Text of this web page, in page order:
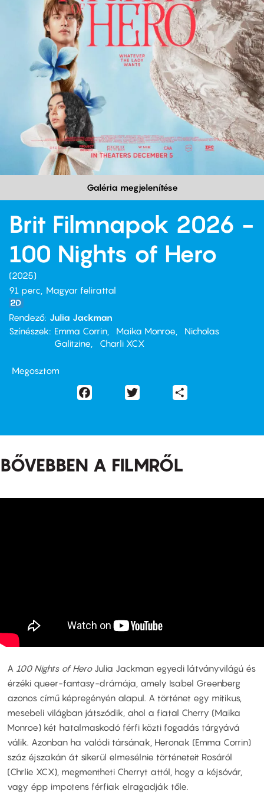
Galéria megjelenítése
Brit Filmnapok 2026 -
100 Nights of Hero
2025
91 perc,
Magyar felirattal
Rendező Julia Jackman
Színészek
Emma Corrin Maika Monroe
Nicholas
Galitzine
Charli XCX
Megosztom
Facebook
BŐVEBBEN A FILMRŐL
A 100 Nights of HeroJulia Jackman egyedi látványvilágú és
érzéki queer-fantasy-drámája, amely Isabel Greenberg
azonos című képregényén alapul. A történet egy mitikus,
mesebeli világban játszódik, ahol a fiatal Cherry (Maika
Monroe) két hatalmaskodó férfi közti fogadás tárgyává
válik. Azonban ha valódi társának, Heronak (Emma Corrin)
száz éjszakán át sikerül elmesélnie történeteit Rosáról
(Chrlie XCX), megmentheti Cherryt attól, hogy a kéjsóvár,
vagy épp impotens férfiak elragadják tőle.